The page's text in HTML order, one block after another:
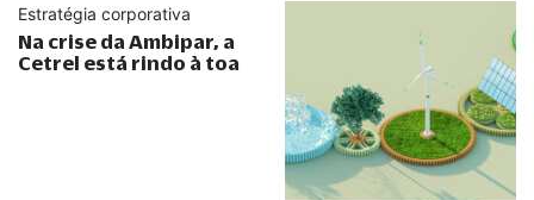
Estratégia corporativa
Na crise da Ambipar, a
Cetrel está rindo à toa